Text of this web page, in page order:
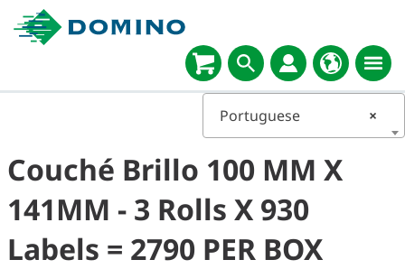
×
Portuguese
Couché Brillo 100 MM X
141MM - 3 Rolls X 930
Labels = 2790 PER BOX